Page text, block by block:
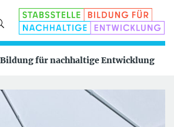
Bildung für nachhaltige Entwicklung